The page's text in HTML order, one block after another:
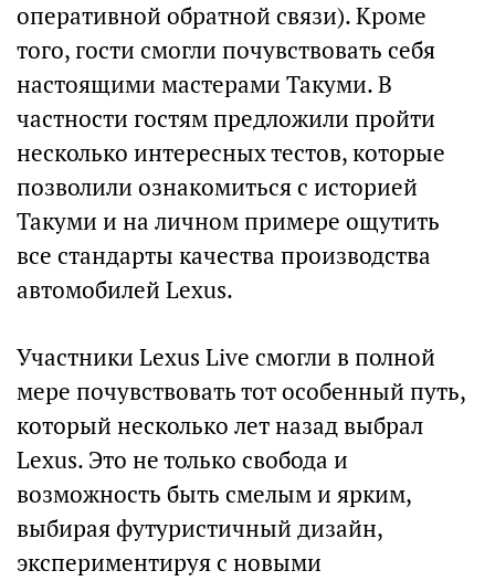
оперативной обратной связи). Кроме
того, гости смогли почувствовать себя
настоящими мастерами Такуми. В
частности гостям предложили пройти
несколько интересных тестов, которые
позволили ознакомиться с историей
Такуми и на личном примере ощутить
все стандарты качества производства
автомобилей Lexus.
Участники Lexus Live смогли в полной
мере почувствовать тот особенный путь,
который несколько лет назад выбрал
Lexus. Это не только свобода и
возможность быть смелым и ярким,
выбирая футуристичный дизайн,
экспериментируя с новыми